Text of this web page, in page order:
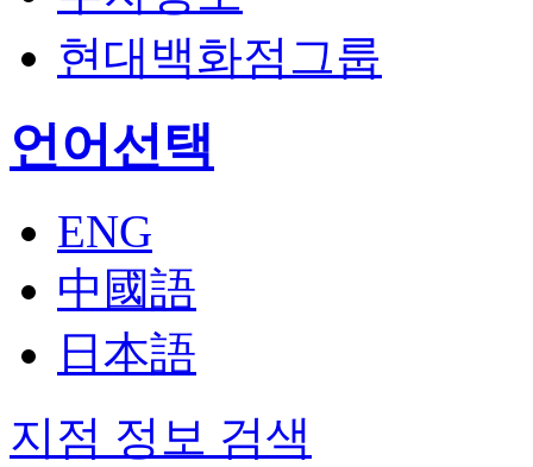
현대백화점그룹
언어선택기
ENG
中國語
日本語
지점 정보 검색